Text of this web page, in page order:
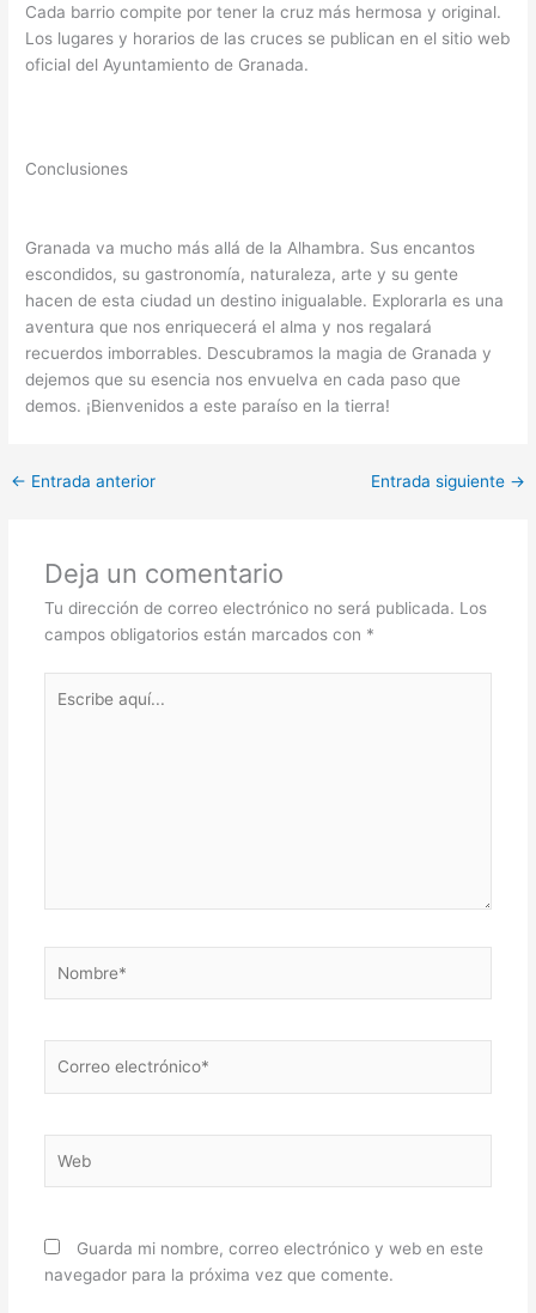
Cada barrio compite por tener la cruz más hermosa y original.
Los lugares y horarios de las cruces se publican en el sitio web
oficial del Ayuntamiento de Granada.
Conclusiones
Granada va mucho más allá de la Alhambra. Sus encantos
escondidos, su gastronomía, naturaleza, arte y su gente
hacen de esta ciudad un destino inigualable. Explorarla es una
aventura que nos enriquecerá el alma y nos regalará
recuerdos imborrables. Descubramos la magia de Granada y
dejemos que su esencia nos envuelva en cada paso que
demos. ¡Bienvenidos a este paraíso en la tierra!
← Entrada anterior Entrada siguiente →
Deja un comentario
Tu dirección de correo electrónico no será publicada. Los
campos obligatorios están marcados con *
aquí...
electrónico*
Guarda mi nombre, correo electrónico y web en este
navegador para la próxima vez que comente.